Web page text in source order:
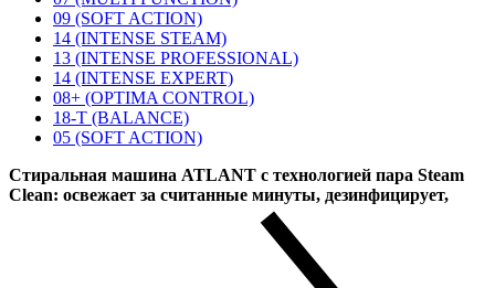
09 (SOFT ACTION)
14 (INTENSE STEAM)
13 (INTENSE PROFESSIONAL)
14 (INTENSE EXPERT)
08+ (OPTIMA CONTROL)
18-T (BALANCE)
05 (SOFT ACTION)
Стиральная машина ATLANT с технологией пара Steam
Clean: освежает за считанные минуты, дезинфицирует,